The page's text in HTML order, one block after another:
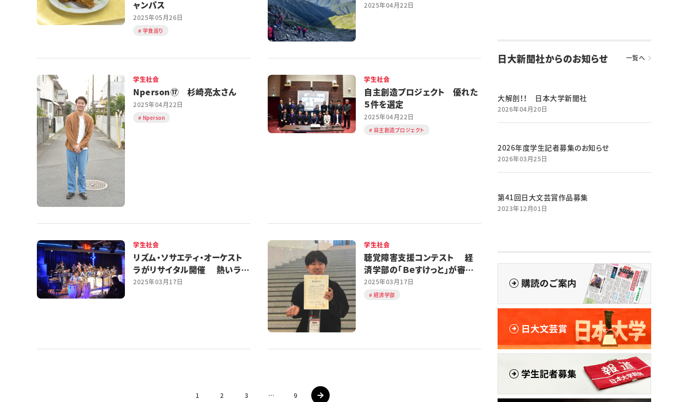
ャンパス
2025年05月26日
学食巡り
2025年04月22日
学生社会
Nperson⑰ 杉崎亮太さん
2025年04月22日
Nperson
学生社会
自主創造プロジェクト 優れた
５件を選定
2025年04月22日
自主創造プロジェクト
学生社会
リズム・ソサエティ・オーケスト
ラがリサイタル開催 熱いラテ
ンのリズム届ける
2025年03月17日
学生社会
聴覚障害支援コンテスト 経
済学部の「Ｂｅすけっと」が審査
員特別賞
2025年03月17日
経済学部
1 2 3 … 9
日大新聞社からのお知らせ 一覧へ
大解剖！！ 日本大学新聞社
2026年04月20日
2026年度学生記者募集のお知らせ
2026年03月25日
第41回日大文芸賞作品募集
2023年12月01日